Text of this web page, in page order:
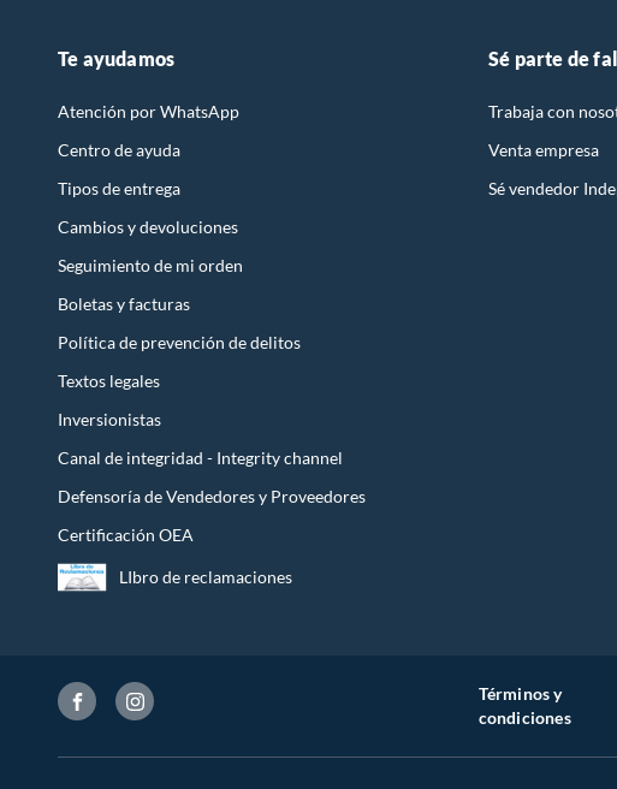
Te ayudamos
Atención por WhatsApp
Centro de ayuda
Tipos de entrega
Cambios y devoluciones
Seguimiento de mi orden
Boletas y facturas
Política de prevención de delitos
Textos legales
Inversionistas
Canal de integridad - Integrity channel
Defensoría de Vendedores y Proveedores
Certificación OEA
LIbro de reclamaciones
Sé parte de
Trabaja con
Venta empresa
Sé vendedor
Términos y
condiciones